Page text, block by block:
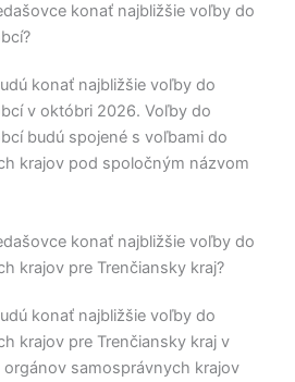
konať najbližšie voľby do
konať najbližšie voľby do
v októbri 2026. Voľby do
budú spojené s voľbami do
krajov pod spoločným názvom
konať najbližšie voľby do
krajov pre Trenčiansky kraj?
konať najbližšie voľby do
krajov pre Trenčiansky kraj v
samosprávnych krajov